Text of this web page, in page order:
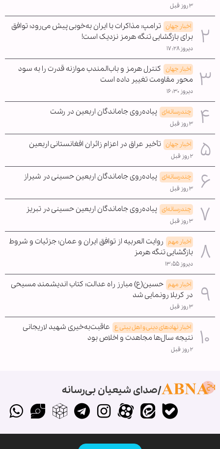
۳ روز قبل
اخبار جهان ترامپ: مذاکرات با ایران به‌خوبی پیش می‌رود؛ توافق
برای بازگشایی تنگه هرمز نزدیک است!
دیروز ۱۷:۲۸
اخبار جهان کنترل هرمز و باب‌المندب موازنه قدرت را به سود
محور مقاومت تغییر داده است
دیروز ۱۶:۳۰
چندرسانه‌ای پیاده‌روی جاماندگان اربعین در رشت
۳ روز قبل
اخبار جهان تأخیر عراق در اعزام زائران افغانستانی اربعین
۲ روز قبل
چندرسانه‌ای پیاده‌روی جاماندگان اربعین حسینی در شیراز
۳ روز قبل
چندرسانه‌ای پیاده‌روی جاماندگان اربعین حسینی در تبریز
۳ روز قبل
اخبار مهم روایت العربیه از توافق ایران و عمان؛ جزئیات و شروط
بازگشایی تنگه هرمز
دیروز ۱۳:۵۵
اخبار مهم حسین(ع) مبارز راه عدالت؛ کتاب اندیشمند مسیحی
در کربلا رونمایی شد
۳ روز قبل
اخبار نهادهای دینی و اهل بیتی ع عاقبت‌به‌خیری شهید لاریجانی
نتیجه سال‌ها مجاهدت و اخلاص بود
۲ روز قبل
صدای شیعیان بی‌رسانه